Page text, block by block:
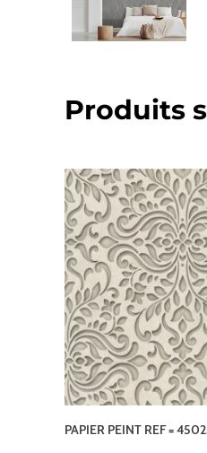
Produits
PAPIER PEINT REF =